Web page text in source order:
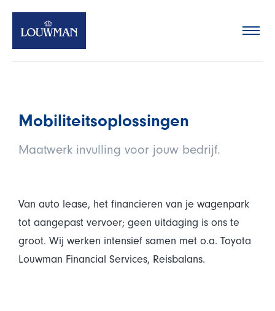
Mobiliteitsoplossingen
Maatwerk invulling voor jouw bedrijf.
Van auto lease, het financieren van je wagenpark
tot aangepast vervoer; geen uitdaging is ons te
groot. Wij werken intensief samen met o.a. Toyota
Louwman Financial Services, Reisbalans.
Merken